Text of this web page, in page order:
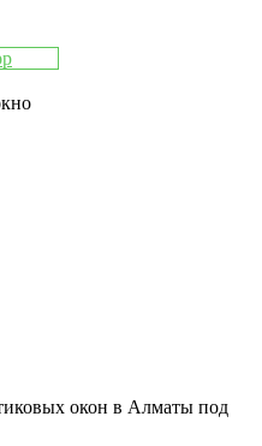
окон в Алматы под